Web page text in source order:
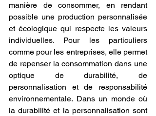
manière de consommer, en rendant
possible une production personnalisée
et écologique qui respecte les valeurs
individuelles. Pour les particuliers
comme pour les entreprises, elle permet
de repenser la consommation dans une
optique de durabilité, de
personnalisation et de responsabilité
environnementale. Dans un monde où
la durabilité et la personnalisation sont